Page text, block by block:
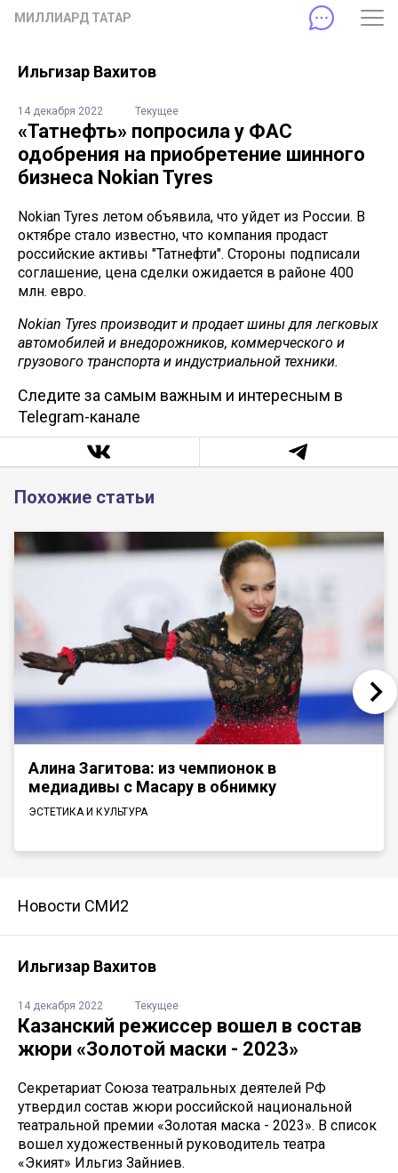
МИЛЛИАРД ТАТАР
Ильгизар Вахитов
14 декабря 2022 Текущее
«Татнефть» попросила у ФАС
одобрения на приобретение шинного
бизнеса Nokian Tyres
Nokian Tyres летом объявила, что уйдет из России. В
октябре стало известно, что компания продаст
российские активы "Татнефти". Стороны подписали
соглашение, цена сделки ожидается в районе 400
млн. евро.
Nokian Tyres производит и продает шины для легковых
автомобилей и внедорожников, коммерческого и
грузового транспорта и индустриальной техники.
Следите за самым важным и интересным в
Telegram-канале
Похожие статьи
Алина Загитова: из чемпионок в
медиадивы с Масару в обнимку
ЭСТЕТИКА И КУЛЬТУРА
Новости СМИ2
Ильгизар Вахитов
14 декабря 2022 Текущее
Казанский режиссер вошел в состав
жюри «Золотой маски - 2023»
Секретариат Союза театральных деятелей РФ
утвердил состав жюри российской национальной
театральной премии «Золотая маска - 2023». В список
вошел художественный руководитель театра
«Экият» Ильгиз Зайниев.